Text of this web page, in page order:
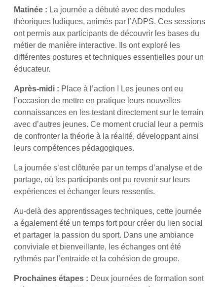
Matinée : La journée a débuté avec des modules
théoriques ludiques, animés par l’ADPS. Ces sessions
ont permis aux participants de découvrir les bases du
métier de manière interactive. Ils ont exploré les
différentes postures et techniques essentielles pour un
éducateur.
Après-midi : Place à l’action ! Les jeunes ont eu
l’occasion de mettre en pratique leurs nouvelles
connaissances en les testant directement sur le terrain
avec d’autres jeunes. Ce moment crucial leur a permis
de confronter la théorie à la réalité, développant ainsi
leurs compétences pédagogiques.
La journée s’est clôturée par un temps d’analyse et de
partage, où les participants ont pu revenir sur leurs
expériences et échanger leurs ressentis.
Au-delà des apprentissages techniques, cette journée
a également été un temps fort pour créer du lien social
et partager la passion du sport. Dans une ambiance
conviviale et bienveillante, les échanges ont été
rythmés par l’entraide et la cohésion de groupe.
Prochaines étapes : Deux journées de formation sont